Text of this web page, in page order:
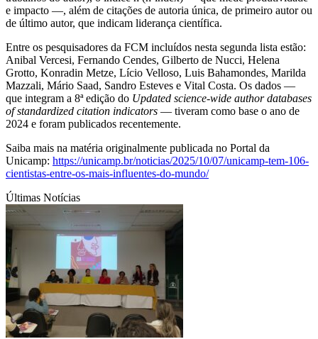
e impacto —, além de citações de autoria única, de primeiro autor ou
de último autor, que indicam liderança científica.
Entre os pesquisadores da FCM incluídos nesta segunda lista estão:
Anibal Vercesi, Fernando Cendes, Gilberto de Nucci, Helena
Grotto, Konradin Metze, Lício Velloso, Luis Bahamondes, Marilda
Mazzali, Mário Saad, Sandro Esteves e Vital Costa. Os dados —
que integram a 8ª edição do Updated science-wide author databases
of standardized citation indicators — tiveram como base o ano de
2024 e foram publicados recentemente.
Saiba mais na matéria originalmente publicada no Portal da
Unicamp: https://unicamp.br/noticias/2025/10/07/unicamp-tem-106-
cientistas-entre-os-mais-influentes-do-mundo/
Últimas Notícias